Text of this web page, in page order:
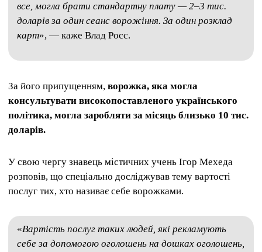
все, могла брати стандартну плату — 2–3 тис.
доларів за один сеанс ворожіння. За один розклад
карт», — каже Влад Росс.
За його припущенням, ворожка, яка могла
консультувати високопоставленого українського
політика, могла заробляти за місяць близько 10 тис.
доларів.
У свою чергу знавець містичних учень Ігор Мехеда
розповів, що спеціально досліджував тему вартості
послуг тих, хто називає себе ворожками.
«Вартість послуг таких людей, які рекламують
себе за допомогою оголошень на дошках оголошень,